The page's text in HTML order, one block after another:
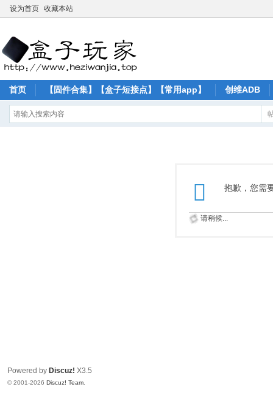
设为首页 收藏本站
首页 【固件合集】【盒子短接点】【常用app】 创维ADB
抱歉，您需
请稍候...
Powered by Discuz! X3.5
© 2001-2026 Discuz! Team